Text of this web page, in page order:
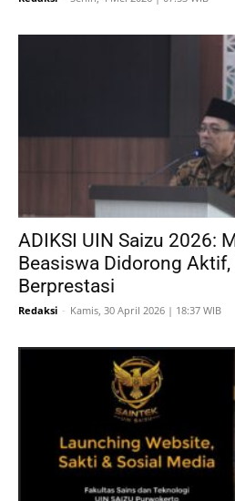
ADIKSI UIN Saizu 2026:
Beasiswa Didorong
Berprestasi
Redaksi - Kamis, 30 April 2026 | 18:37 WIB